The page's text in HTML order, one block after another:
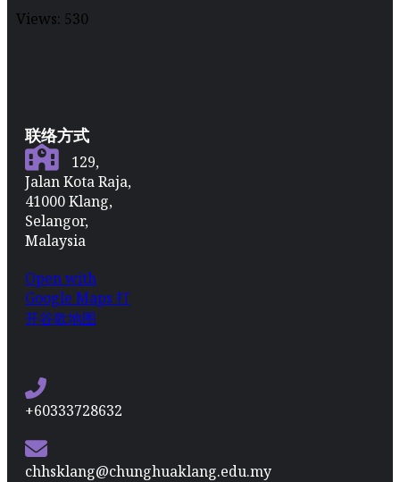
Views: 530
联络方式
129,
Jalan Kota Raja,
41000 Klang,
Selangor,
Malaysia
Open with
Google Maps 打
开谷歌地图
+60333728632
chhsklang@chunghuaklang.edu.my